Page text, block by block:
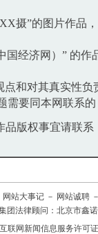
摄”的图片作品
经济网）” 的作
和对其真实性负
需要同本网联系
版权事宜请联系
网站大事记 － 网站诚聘
团法律顾问： 北京市鑫
互联网新闻信息服务许可证